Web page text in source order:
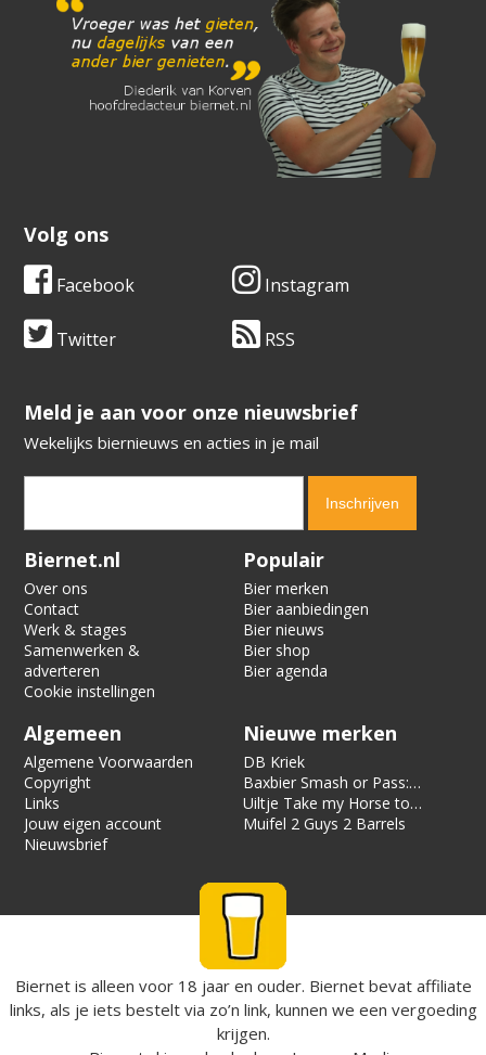
Volg ons
Facebook Instagram
Twitter RSS
​​​​​​​Meld je aan voor onze nieuwsbrief
Wekelijks biernieuws en acties in je mail
Verification code:
Biernet.nl
Over ons
Contact
Werk & stages
Samenwerken &
adverteren
Cookie instellingen
Populair
Bier merken
Bier aanbiedingen
Bier nieuws
Bier shop
Bier agenda
Algemeen
Algemene Voorwaarden
Copyright
Links
Jouw eigen account
Nieuwsbrief
Nieuwe merken
DB Kriek
Baxbier Smash or Pass:
Strata
Uiltje Take my Horse to
the Hotel Room
Muifel 2 Guys 2 Barrels
Biernet is alleen voor 18 jaar en ouder. Biernet bevat affiliate
links, als je iets bestelt via zo’n link, kunnen we een vergoeding
krijgen.